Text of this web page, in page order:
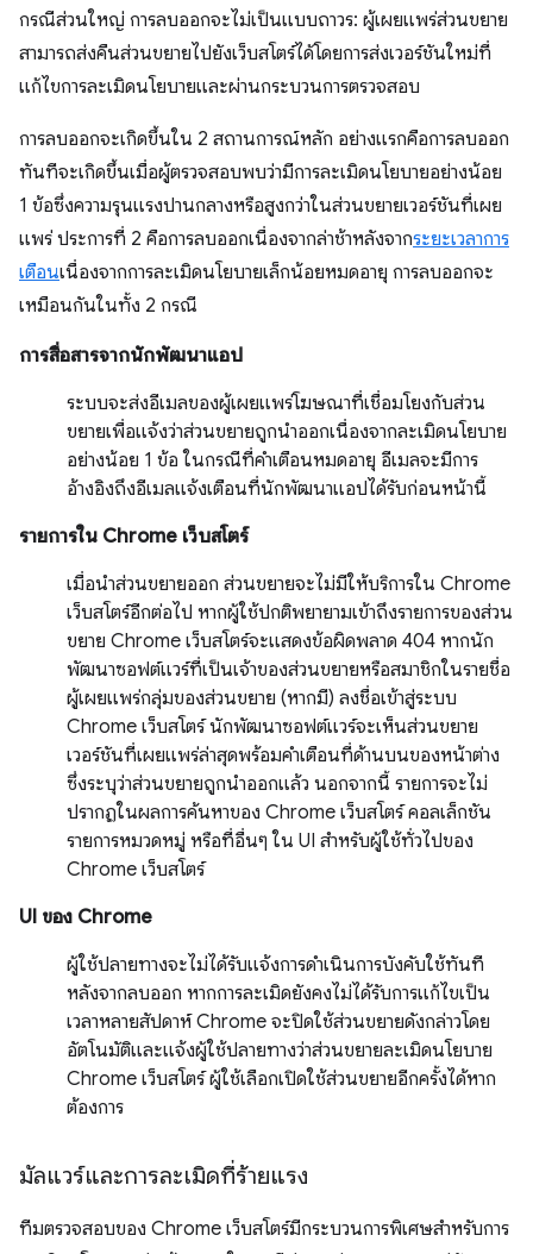
กรณีส่วนใหญ่ การลบออกจะไม่เป็นแบบถาวร: ผู้เผยแพร่ส่วนขยาย
สามารถส่งคืนส่วนขยายไปยังเว็บสโตร์ได้โดยการส่งเวอร์ชันใหม่ที่
แก้ไขการละเมิดนโยบายและผ่านกระบวนการตรวจสอบ
การลบออกจะเกิดขึ้นใน 2 สถานการณ์หลัก อย่างแรกคือการลบออก
ทันทีจะเกิดขึ้นเมื่อผู้ตรวจสอบพบว่ามีการละเมิดนโยบายอย่างน้อย
1 ข้อซึ่งความรุนแรงปานกลางหรือสูงกว่าในส่วนขยายเวอร์ชันที่เผย
แพร่ ประการที่ 2 คือการลบออกเนื่องจากล่าช้าหลังจากระยะเวลาการ
เตือนเนื่องจากการละเมิดนโยบายเล็กน้อยหมดอายุ การลบออกจะ
เหมือนกันในทั้ง 2 กรณี
การสื่อสารจากนักพัฒนาแอป
ระบบจะส่งอีเมลของผู้เผยแพร่โฆษณาที่เชื่อมโยงกับส่วน
ขยายเพื่อแจ้งว่าส่วนขยายถูกนำออกเนื่องจากละเมิดนโยบาย
อย่างน้อย 1 ข้อ ในกรณีที่คำเตือนหมดอายุ อีเมลจะมีการ
อ้างอิงถึงอีเมลแจ้งเตือนที่นักพัฒนาแอปได้รับก่อนหน้านี้
รายการใน Chrome เว็บสโตร์
เมื่อนำส่วนขยายออก ส่วนขยายจะไม่มีให้บริการใน Chrome
เว็บสโตร์อีกต่อไป หากผู้ใช้ปกติพยายามเข้าถึงรายการของส่วน
ขยาย Chrome เว็บสโตร์จะแสดงข้อผิดพลาด 404 หากนัก
พัฒนาซอฟต์แวร์ที่เป็นเจ้าของส่วนขยายหรือสมาชิกในรายชื่อ
ผู้เผยแพร่กลุ่มของส่วนขยาย (หากมี) ลงชื่อเข้าสู่ระบบ
Chrome เว็บสโตร์ นักพัฒนาซอฟต์แวร์จะเห็นส่วนขยาย
เวอร์ชันที่เผยแพร่ล่าสุดพร้อมคำเตือนที่ด้านบนของหน้าต่าง
ซึ่งระบุว่าส่วนขยายถูกนำออกแล้ว นอกจากนี้ รายการจะไม่
ปรากฏในผลการค้นหาของ Chrome เว็บสโตร์ คอลเล็กชัน
รายการหมวดหมู่ หรือที่อื่นๆ ใน UI สำหรับผู้ใช้ทั่วไปของ
Chrome เว็บสโตร์
UI ของ Chrome
ผู้ใช้ปลายทางจะไม่ได้รับแจ้งการดำเนินการบังคับใช้ทันที
หลังจากลบออก หากการละเมิดยังคงไม่ได้รับการแก้ไขเป็น
เวลาหลายสัปดาห์ Chrome จะปิดใช้ส่วนขยายดังกล่าวโดย
อัตโนมัติและแจ้งผู้ใช้ปลายทางว่าส่วนขยายละเมิดนโยบาย
Chrome เว็บสโตร์ ผู้ใช้เลือกเปิดใช้ส่วนขยายอีกครั้งได้หาก
ต้องการ
มัลแวร์และการละเมิดที่ร้ายแรง
ทีมตรวจสอบของ Chrome เว็บสโตร์มีกระบวนการพิเศษสำหรับการ